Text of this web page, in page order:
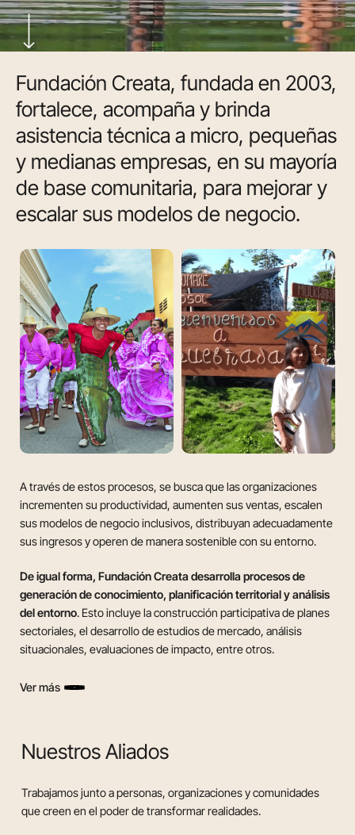
Fundación Creata, fundada en 2003,
fortalece, acompaña y brinda
asistencia técnica a micro, pequeñas
y medianasempresas, en su mayoría
de basecomunitaria, para mejorary
escalar sus modelosde negocio.
A través de estos procesos, se busca que las organizaciones
incrementen su productividad, aumenten sus ventas, escalen
sus modelos de negocio inclusivos, distribuyan adecuadamente
sus ingresos y operen de manera sostenible con su entorno.
De igual forma, Fundación Creata desarrolla procesos de
generación de conocimiento, planificación territorial y análisis
del entorno. Esto incluye la construcción participativa de planes
sectoriales, el desarrollo de estudios de mercado, análisis
situacionales, evaluaciones de impacto, entre otros.
Ver más
Nuestros Aliados
Trabajamos junto a personas, organizaciones y comunidades
que creen en el poder de transformar realidades.